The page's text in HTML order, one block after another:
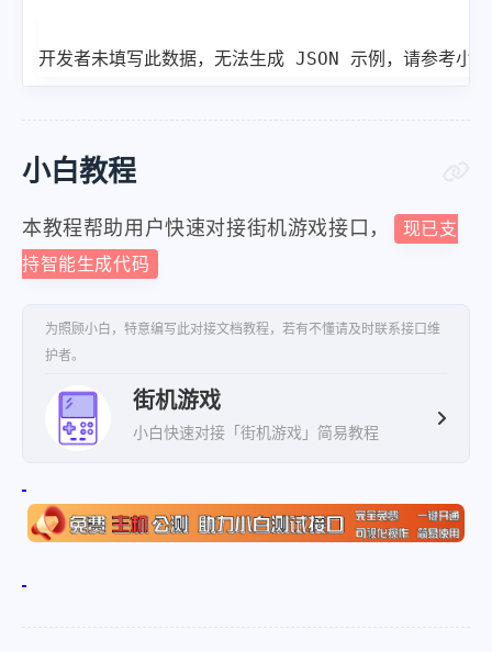
开发者未填写此数据，无法生成 JSON 示例，请参考小
小白教程
本教程帮助用户快速对接街机游戏接口，
现已支
持智能生成代码
为照顾小白，特意编写此对接文档教程，若有不懂请及时联系接口维
护者。
街机游戏
小白快速对接「街机游戏」简易教程